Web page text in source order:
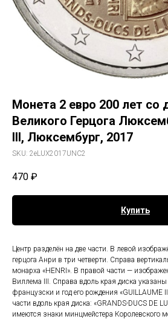
Монета 2 евро 200 лет со
Великого Герцога
III, Люксембург, 2017
SKU: 2eLUX2017UNC2
470 ₽
Купить
Центр разделён на две части. В левой
герцога Анри в три четверти. Справа
монарха «HENRI». В правой части —
Виллема III. Справа вдоль края диска
французски и год его рождения «GUILLAUME
части вдоль края диска: «GRANDS-DUCS DE
имеются знаки минцмейстера Королевского